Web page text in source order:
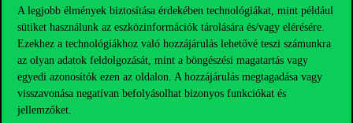
A legjobb élmények biztosítása érdekében technológiákat, mint például
sütiket használunk az eszközinformációk tárolására és/vagy elérésére.
Ezekhez a technológiákhoz való hozzájárulás lehetővé teszi számunkra
az olyan adatok feldolgozását, mint a böngészési magatartás vagy
egyedi azonosítók ezen az oldalon. A hozzájárulás megtagadása vagy
visszavonása negatívan befolyásolhat bizonyos funkciókat és
jellemzőket.
elmúlt időszakban már nem tapasztalok nagy különbségeket
például egy holland egyetem vagy a Corvinus
kutatószemináriumai között. A Közgazdasági Intézetet ismerem
jobban, de tudom, hogy arra például egész Európában egy magas
szakmai színvonalon működő intézetként gondolnak a kollégák.
Nem véletlenül tudnak az Intézet munkatársai mindig nagy
neveket behúzni a nemzetközi konferenciáikra a szakmából.